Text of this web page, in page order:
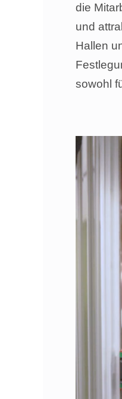
die
und
Hallen
sowohl